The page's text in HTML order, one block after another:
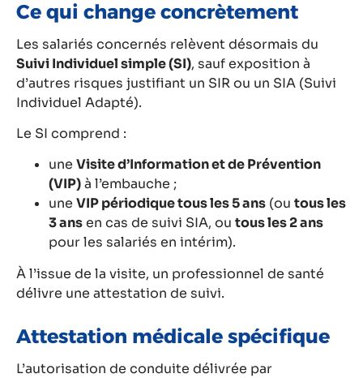
Ce qui change concrètement
Les salariés concernés relèvent désormais du
Suivi Individuel simple (SI), sauf exposition à
d’autres risques justifiant un SIR ou un SIA (Suivi
Individuel Adapté).
Le SI comprend :
une Visite d’Information et de Prévention
(VIP)à l’embauche ;
une VIP périodique tous les 5 ans (ou tous les
3 ansen cas de suivi SIA, ou tous les 2 ans
pour les salariés en intérim).
À l’issue de la visite, un professionnel de santé
délivre une attestation de suivi.
Attestation médicale spécifique
L’autorisation de conduite délivrée par